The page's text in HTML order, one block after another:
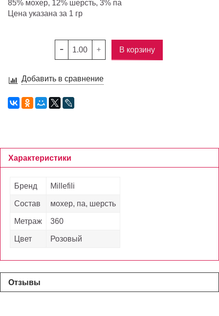
85% мохер, 12% шерсть, 3% па
Цена указана за 1 гр
В корзину
Добавить в сравнение
Характеристики
Бренд Millefili
Состав мохер, па, шерсть
Метраж 360
Цвет Розовый
Отзывы